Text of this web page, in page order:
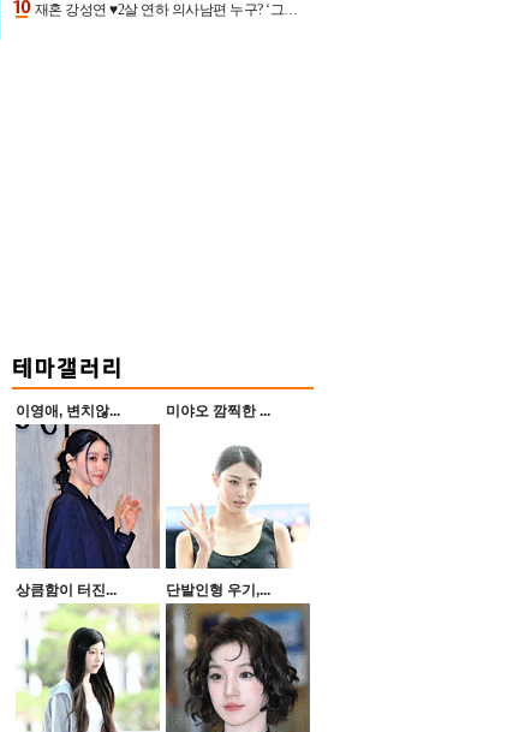
재혼 강성연 ♥2살 연하 의사남편 누구? ‘그알’ 자문의에 훈남 비주얼 초엘리트 스펙 [종합]
이영애, 변치않... 미야오 깜찍한 ...
상큼함이 터진... 단발인형 우기,...